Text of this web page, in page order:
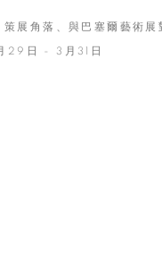
策展角落、與巴塞爾藝術展
29日 - 3月31日